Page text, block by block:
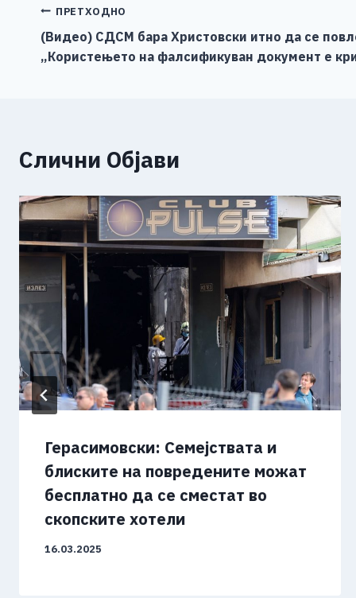
b
o
o
g
er
p
p
n
k
Навигација
на
ПРЕТХОДНО
(Видео) СДСМ бара Христовски итно да се
„Користењето на фалсификуван документ е
Слични Објави
Герасимовски: Семејствата и
блиските на повредените можат
бесплатно да се сместат во
скопските хотели
16.03.2025